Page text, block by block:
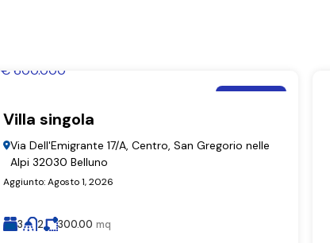
Villa singola
€ 600.000
Villa singola
Via Dell'Emigrante 17/A, Centro, San Gregorio nelle
Alpi 32030 Belluno
Aggiunto:Agosto 1, 2026
3 2 300.00 mq